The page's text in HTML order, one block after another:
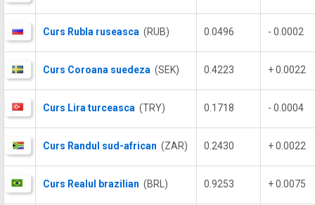
Curs Rubla ruseasca (RUB) 0.0496 - 0.0002
Curs Coroana suedeza (SEK) 0.4223 + 0.0022
Curs Lira turceasca (TRY) 0.1718 - 0.0004
Curs Randul sud-african (ZAR) 0.2430 + 0.0022
Curs Realul brazilian (BRL) 0.9253 + 0.0075